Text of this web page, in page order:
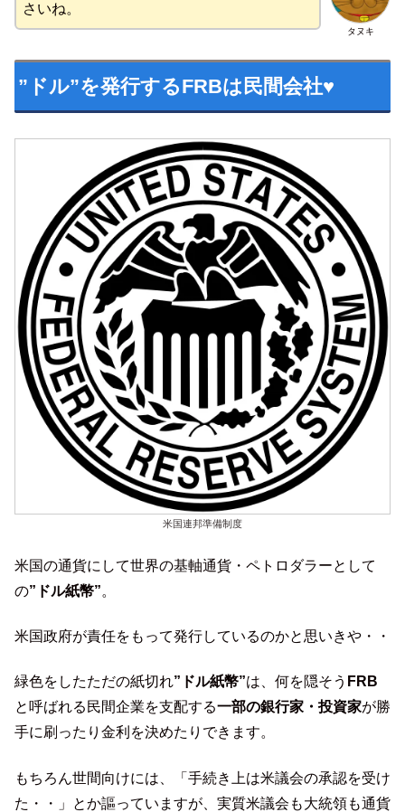
タヌキ
さいね。
”ドル”を発行するFRBは民間会社♥
米国連邦準備制度
米国の通貨にして世界の基軸通貨・ペトロダラーとして
の”ドル紙幣”。
米国政府が責任をもって発行しているのかと思いきや・・
緑色をしたただの紙切れ”ドル紙幣”は、何を隠そう FRB
と呼ばれる民間企業を支配する一部の銀行家・投資家が勝
手に刷ったり金利を決めたりできます。
もちろん世間向けには、「手続き上は米議会の承認を受け
た・・」とか謳っていますが、実質米議会も大統領も通貨